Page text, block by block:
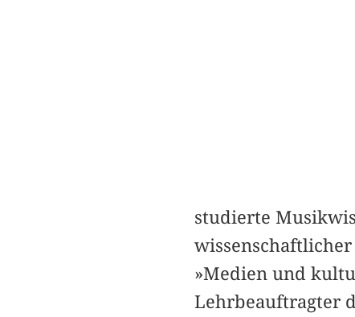
studierte
»Medien und
Lehrbeauftragter